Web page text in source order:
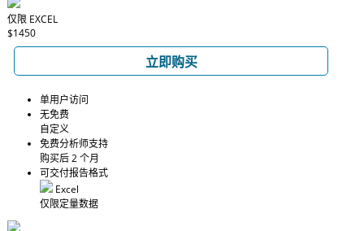
仅限 EXCEL
$1450
立即购买
单用户访问
无免费
自定义
免费分析师支持
购买后 2 个月
可交付报告格式
Excel
仅限定量数据